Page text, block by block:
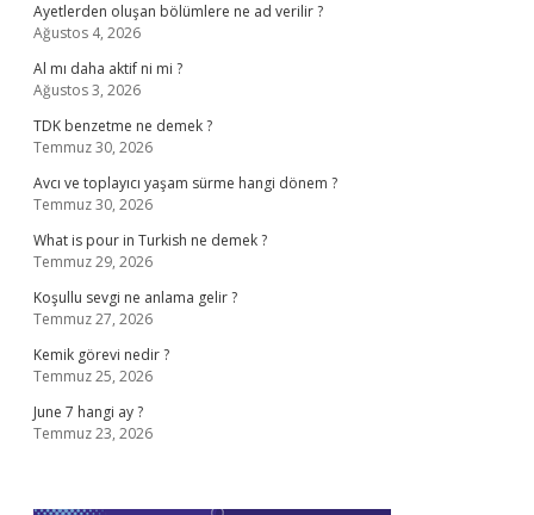
Ayetlerden oluşan bölümlere ne ad verilir ?
Ağustos 4, 2026
Al mı daha aktif ni mi ?
Ağustos 3, 2026
TDK benzetme ne demek ?
Temmuz 30, 2026
Avcı ve toplayıcı yaşam sürme hangi dönem ?
Temmuz 30, 2026
What is pour in Turkish ne demek ?
Temmuz 29, 2026
Koşullu sevgi ne anlama gelir ?
Temmuz 27, 2026
Kemik görevi nedir ?
Temmuz 25, 2026
June 7 hangi ay ?
Temmuz 23, 2026